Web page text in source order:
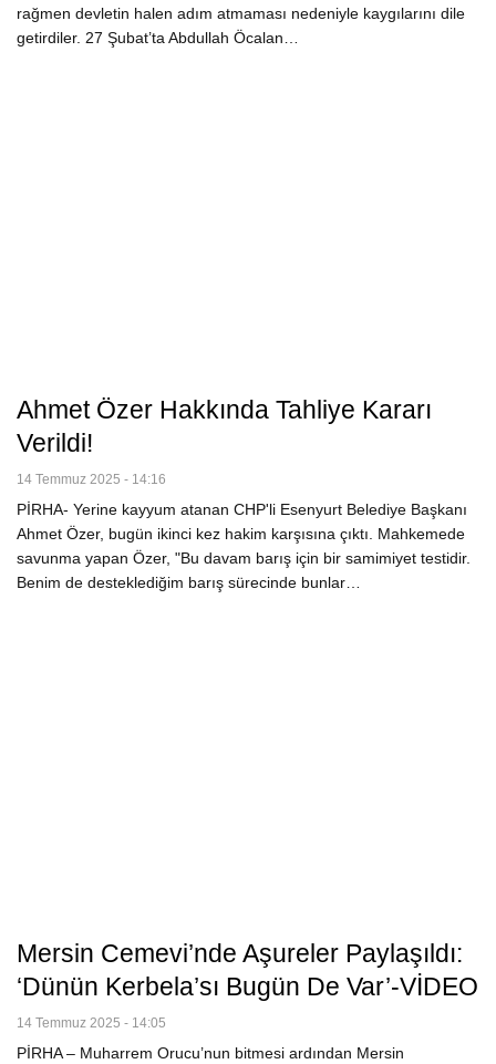
rağmen devletin halen adım atmaması nedeniyle kaygılarını dile
getirdiler. 27 Şubat’ta Abdullah Öcalan…
Ahmet Özer Hakkında Tahliye Kararı
Verildi!
14 Temmuz 2025 - 14:16
PİRHA- Yerine kayyum atanan CHP'li Esenyurt Belediye Başkanı
Ahmet Özer, bugün ikinci kez hakim karşısına çıktı. Mahkemede
savunma yapan Özer, "Bu davam barış için bir samimiyet testidir.
Benim de desteklediğim barış sürecinde bunlar…
Mersin Cemevi’nde Aşureler Paylaşıldı:
‘Dünün Kerbela’sı Bugün De Var’-VİDEO
14 Temmuz 2025 - 14:05
PİRHA – Muharrem Orucu’nun bitmesi ardından Mersin